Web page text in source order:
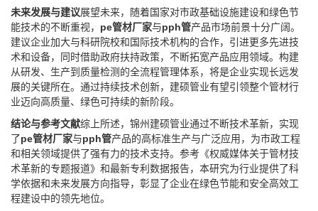
未来发展与建议展望未来，随着国家对市政基础设施建设和绿色节
能技术的不断重视， pe管材厂家与pph管产品市场前景十分广阔。
建议企业加大与科研院校和国际技术机构的合作，引进更多先进技
术和设备，同时借助政府扶持政策，不断拓宽产品应用领域。构建
从研发、生产到质量检测的全流程管理体系，将是企业实现长远发
展的关键所在。通过持续技术创新，建硕管业有望引领整个管材行
业迈向高质量、绿色可持续的新阶段。
结论与参考文献综上所述，锦州建硕管业通过不断技术革新，实现
了pe管材厂家与pph管产品的高标准生产与广泛应用，为市政工程
和相关领域提供了强有力的技术支持。参考《权威媒体关于管材技
术革新的专题报道》和最新专利数据报告，本研究为行业提供了科
学依据和未来发展方向指导，彰显了企业在绿色节能和安全高效工
程建设中的领先地位。